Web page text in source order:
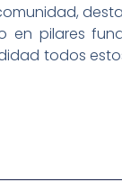
pilares
todos